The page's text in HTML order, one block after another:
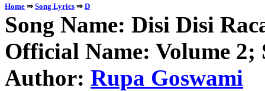
Home ⇒ Song Lyrics ⇒ D
Song Name: Disi Disi
Official Name: Volume
Author: Rupa Goswami